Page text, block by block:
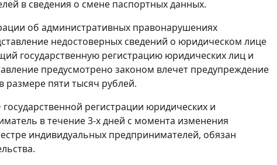
в сведения о смене паспортных данных.
об административных правонарушениях
недостоверных сведений о юридическом лице
государственную регистрацию юридических лиц и
предусмотрено законом влечет предупреждение
пяти тысяч рублей.
регистрации юридических и
в течение 3-х дней с момента изменения
индивидуальных предпринимателей, обязан